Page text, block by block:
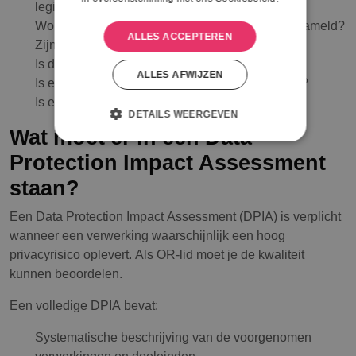
legitiem?
Worden alleen de noodzakelijke gegevens verzameld?
Zijn er duidelijke bewaartermijnen vastgesteld?
Is de beveiliging adequaat geregeld?
Is er een privacy impact assessment uitgevoerd?
Is er balans tussen bedrijfsbelang en privacy?
Wat moet er in een Data
Protection Impact Assessment
staan?
Een Data Protection Impact Assessment (DPIA) is verplicht
wanneer een verwerking waarschijnlijk een hoog
privacyrisico oplevert. Als OR-lid moet je de kwaliteit
kunnen beoordelen.
Een volledige DPIA bevat:
Systematische beschrijving van de voorgenomen
ALLES ACCEPTEREN
ALLES AFWIJZEN
DETAILS WEERGEVEN